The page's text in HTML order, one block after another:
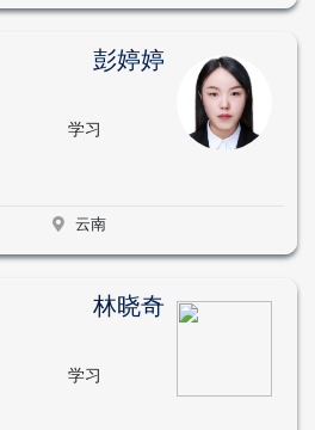
彭婷婷
学习
云南
林晓奇
学习